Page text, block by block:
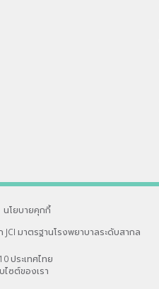
นโยบายคุกกี้
มาตรฐานโรงพยาบาลระดับสากล
ประเทศไทย
ไซต์ของเรา